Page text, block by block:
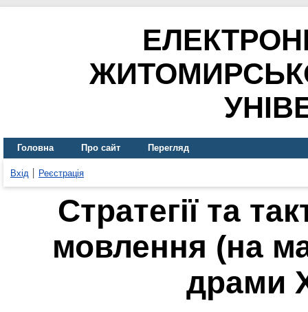
Головна Про сайт Перегляд
Вхід Реєстрація
Стратегії та
мовлення (на
драми